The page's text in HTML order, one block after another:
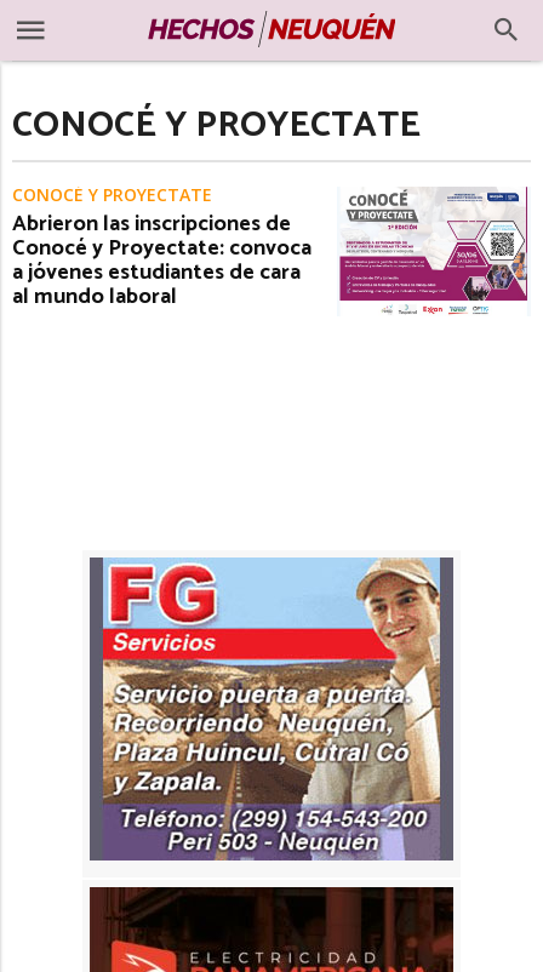
CONOCÉ Y PROYECTATE
CONOCÉ Y PROYECTATE
Abrieron las inscripciones de
Conocé y Proyectate: convoca
a jóvenes estudiantes de cara
al mundo laboral